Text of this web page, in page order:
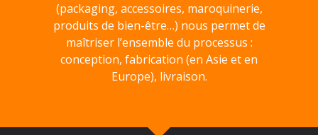
(packaging, accessoires, maroquinerie,
produits de bien-être…) nous permet de
maîtriser l’ensemble du processus :
conception, fabrication (en Asie et en
Europe), livraison.